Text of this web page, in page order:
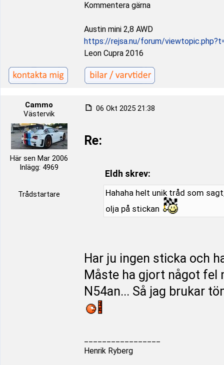
Kommentera gärna
Austin mini 2,8 AWD
https://rejsa.nu/forum/
Leon Cupra 2016
Cammo
Västervik
Här sen Mar 2006
Inlägg: 4969
Trådstartare
06 Okt 2025 21:38
Re:
Eldh skrev:
Hahaha helt unik tråd som
olja på stickan
Har ju ingen sticka och
Måste ha gjort något fel
N54an... Så jag brukar
Henrik Ryberg